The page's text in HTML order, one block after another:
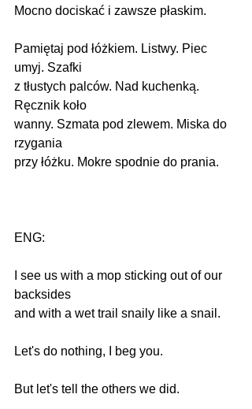
Mocno dociskać i zawsze płaskim.
Pamiętaj pod łóżkiem. Listwy. Piec
umyj. Szafki
z tłustych palców. Nad kuchenką.
Ręcznik koło
wanny. Szmata pod zlewem. Miska do
rzygania
przy łóżku. Mokre spodnie do prania.
ENG:
I see us with a mop sticking out of our
backsides
and with a wet trail snaily like a snail.
Let's do nothing, I beg you.
But let's tell the others we did.